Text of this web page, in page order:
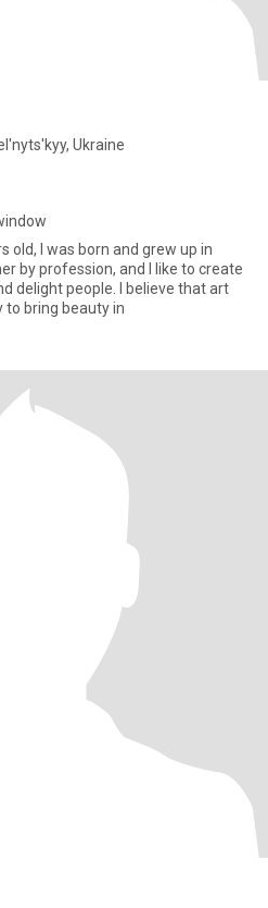
Ukraine
old, I was born and grew up in
delight people. I believe that art
to bring beauty in